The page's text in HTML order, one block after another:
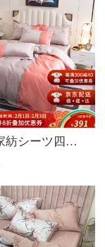
恒源祥家紡シーツ四点セット60本の綿布団カバーシーツ枕カバー1.5/1.8メートルダブルベッド用品古徳莫（ファッションオレンジ）1.8メートルベッド/布団カバー220*240 cm